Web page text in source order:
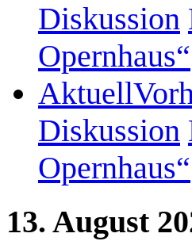
Diskussion
Opernhaus“
Aktuell
Diskussion
Opernhaus“
13. August